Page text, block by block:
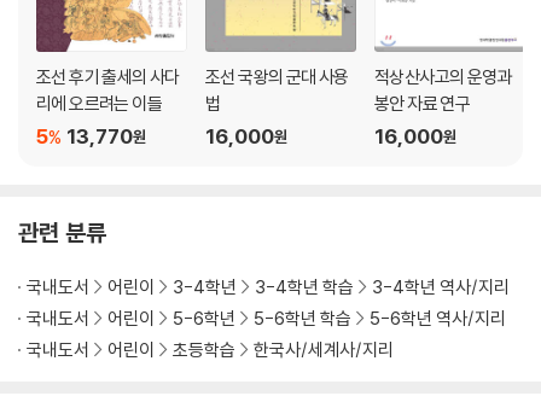
조선 후기 출세의 사다
리에 오르려는 이들
13,770원
5%
조선 국왕의 군대 사용
법
16,000원
적상산사고의 운영과
봉안 자료 연구
16,000원
관련 분류
국내도서 어린이 3-4학년 3-4학년 학습
3-4학년 역사/지리
국내도서
어린이 5-6학년 5-6학년 학습
5-6학년 역사/지리
국내도서
어린이 초등학습 한국사/세계사/지리